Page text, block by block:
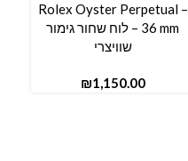
Rolex Oyster Perpetual –
36 mm – לוח שחור גימור
שוויצרי
₪